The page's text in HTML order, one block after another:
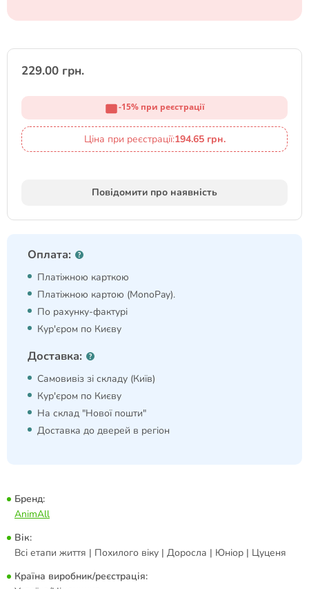
229.00 грн.
-15% при реєстрації
Ціна при реєстрації:194.65 грн.
Повідомити про наявність
Оплата:
Платіжною карткою
Платіжною картою (MonoPay).
По рахунку-фактурі
Кур'єром по Києву
Доставка:
Самовивіз зі складу (Київ)
Кур'єром по Києву
На склад "Нової пошти"
Доставка до дверей в регіон
Бренд:
AnimAll
Вік:
Всі етапи життя | Похилого віку | Доросла | Юніор | Цуценя
Країна виробник/реєстрація: